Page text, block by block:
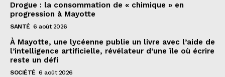
Drogue : la consommation de « chimique » en
progression à Mayotte
SANTÉ 6 août 2026
À Mayotte, une lycéenne publie un livre avec l’aide de
l’intelligence artificielle, révélateur d’une île où écrire
reste un défi
SOCIÉTÉ 6 août 2026